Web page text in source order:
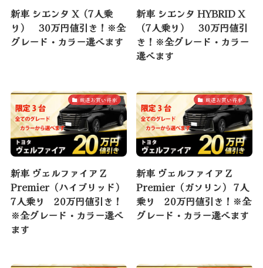
新車 シエンタ X（7人乗
り） 30万円値引き！※全
グレード・カラー選べます
新車 シエンタ HYBRID X
（7人乗り） 30万円値引
き！※全グレード・カラー
選べます
厳選お買い得車
新車 ヴェルファイア Z
Premier（ハイブリッド）
7人乗り 20万円値引き！
※全グレード・カラー選べ
ます
厳選お買い得車
新車 ヴェルファイア Z
Premier（ガソリン） 7人
乗り 20万円値引き！※全
グレード・カラー選べます